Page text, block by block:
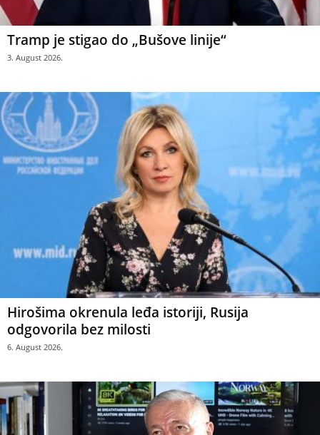
Tramp je stigao do „Bušove linije“
3. August 2026.
Hirošima okrenula leđa istoriji, Rusija
odgovorila bez milosti
6. August 2026.